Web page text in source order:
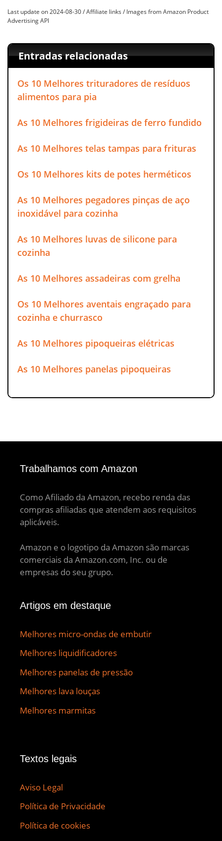
Last update on 2024-08-30 / Affiliate links / Images from Amazon Product
Advertising API
Entradas relacionadas
Os 10 Melhores trituradores de resíduos
alimentos para pia
As 10 Melhores frigideiras de ferro fundido
As 10 Melhores telas tampas para frituras
Os 10 Melhores kits de potes herméticos
As 10 Melhores pegadores pinças de aço
inoxidável para cozinha
As 10 Melhores luvas de silicone para
cozinha
As 10 Melhores assadeiras com grelha
Os 10 Melhores aventais engraçado para
cozinha e churrasco
As 10 Melhores pipoqueiras elétricas
As 10 Melhores panelas pipoqueiras
Trabalhamos com Amazon
Como Afiliado da Amazon, recebo renda das
compras afiliadas que atendem aos requisitos
aplicáveis.
Amazon e o logotipo da Amazon são marcas
comerciais da Amazon.com, Inc. ou de
empresas do seu grupo.
Artigos em destaque
Melhores micro-ondas de embutir
Melhores liquidificadores
Melhores panelas de pressão
Melhores lava louças
Melhores marmitas
Textos legais
Aviso Legal
Política de Privacidade
Política de cookies